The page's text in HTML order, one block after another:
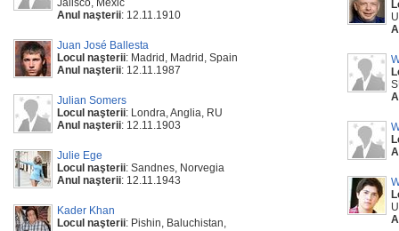
Jalisco, Mexic
Anul naşterii: 12.11.1910
Juan José Ballesta
Locul naşterii: Madrid, Madrid, Spain
Anul naşterii: 12.11.1987
Julian Somers
Locul naşterii: Londra, Anglia, RU
Anul naşterii: 12.11.1903
Julie Ege
Locul naşterii: Sandnes, Norvegia
Anul naşterii: 12.11.1943
Kader Khan
Locul naşterii: Pishin, Baluchistan,